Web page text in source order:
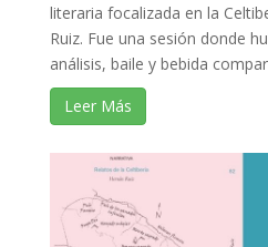
literaria focalizada en la
Ruiz. Fue una sesión donde
análisis, baile y bebida
Leer Más